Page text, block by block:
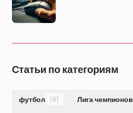
Статьи по категориям
футбол (8) Лига чемпионов